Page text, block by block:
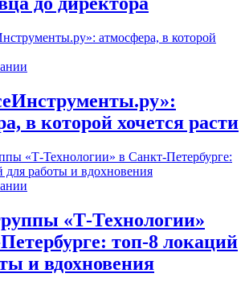
в которой хочется расти
«Т-Технологии»
топ-8 локаций
и вдохновения